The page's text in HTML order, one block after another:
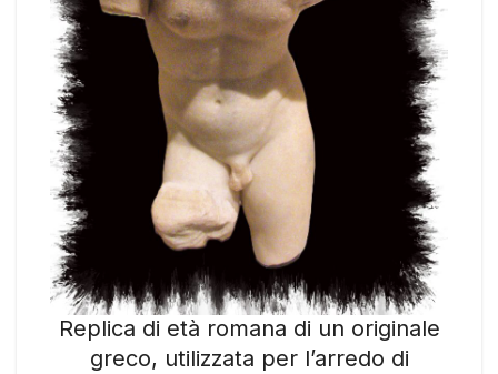
Replica di età romana di un originale
greco, utilizzata per l’arredo di